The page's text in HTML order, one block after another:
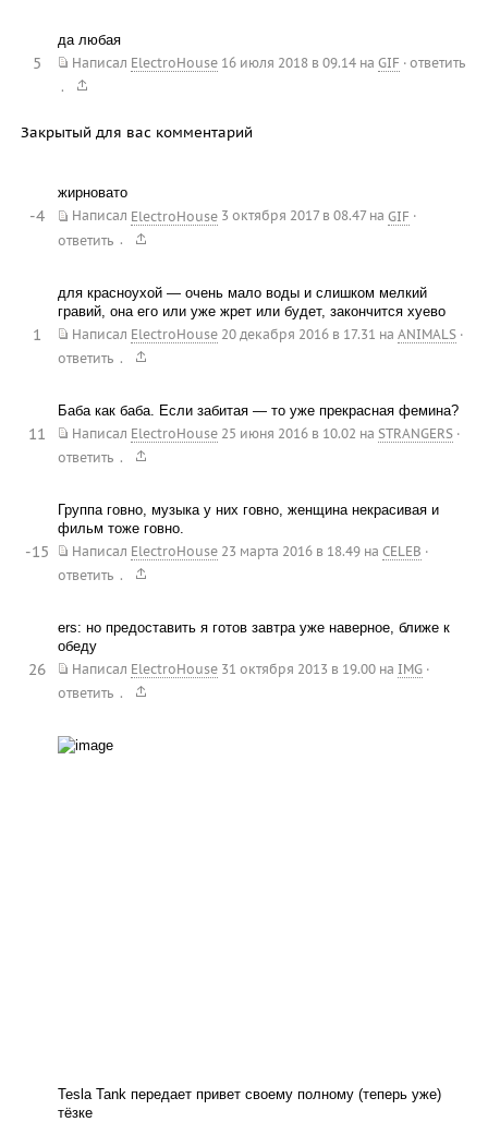
да любая
Написал ElectroHouse 16 июля 2018 в 09.14на GIF · ответить
.
5
Закрытый для вас комментарий
жирновато
Написал ElectroHouse 3 октября 2017 в 08.47на GIF ·
ответить .
-4
для красноухой — очень мало воды и слишком мелкий
гравий, она его или уже жрет или будет, закончится хуево
Написал ElectroHouse 20 декабря 2016 в 17.31 на ANIMALS ·
ответить .
1
Баба как баба. Если забитая — то уже прекрасная фемина?
Написал ElectroHouse 25 июня 2016 в 10.02 на STRANGERS ·
ответить .
11
Группа говно, музыка у них говно, женщина некрасивая и
фильм тоже говно.
Написал ElectroHouse 23 марта 2016 в 18.49на CELEB ·
ответить .
-15
ers: но предоставить я готов завтра уже наверное, ближе к
обеду
Написал ElectroHouse 31 октября 2013 в 19.00на IMG ·
ответить .
26
Tesla Tank передает привет своему полному (теперь уже)
тёзке